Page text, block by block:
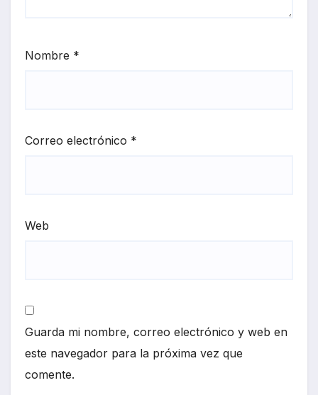
Nombre *
Correo electrónico *
Web
Guarda mi nombre, correo electrónico y web en
este navegador para la próxima vez que
comente.